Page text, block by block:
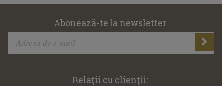
Abonează-te la newsletter!
Relaţii cu clienţii: